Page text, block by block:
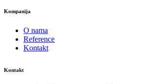
Kompanija
O nama
Reference
Kontakt
Kontakt